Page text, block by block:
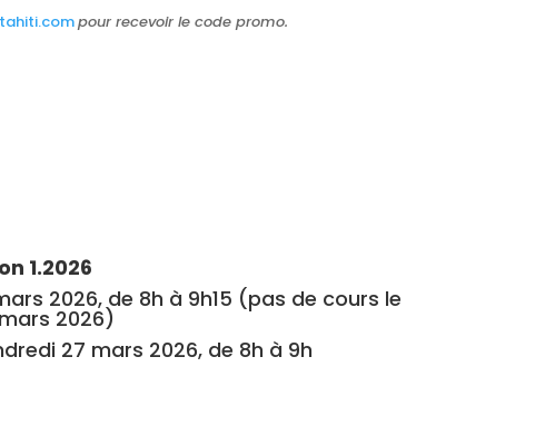
pour recevoir le code promo.
1.2026
2026, de 8h à 9h15 (pas de cours le
2026)
27 mars 2026, de 8h à 9h